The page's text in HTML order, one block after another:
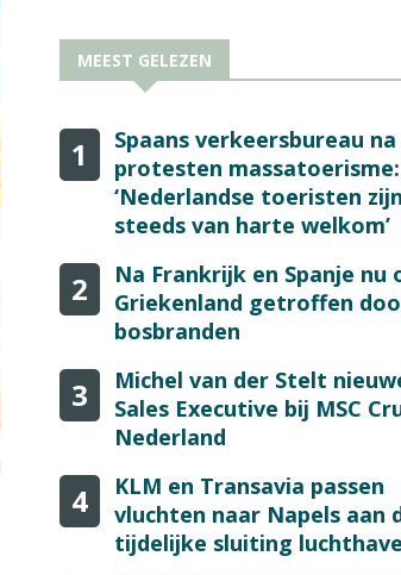
MEEST GELEZEN
1
Spaans verkeersbureau na
protesten massatoerisme:
‘Nederlandse toeristen
steeds van harte welkom’
2
Na Frankrijk en Spanje nu
Griekenland getroffen
bosbranden
3
Michel van der Stelt
Sales Executive bij MSC
Nederland
4
KLM en Transavia passen
vluchten naar Napels aan
tijdelijke sluiting